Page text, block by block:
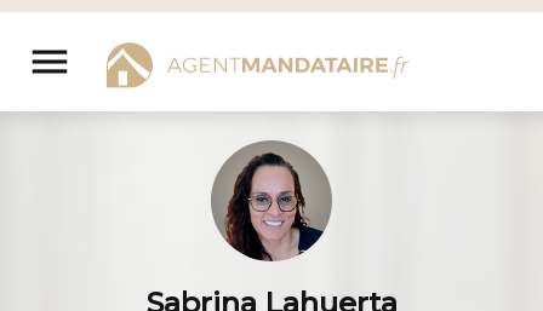
Aller
contenu
menu
Sabrina Lahuerta